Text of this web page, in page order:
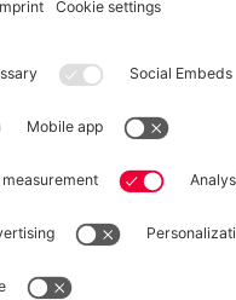
RÉTRACTATION
Intimité
Paramètres des cookies